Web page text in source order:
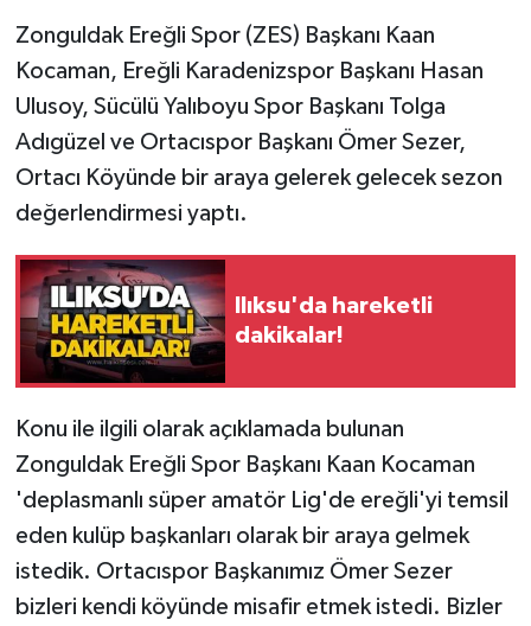
Zonguldak Ereğli Spor (ZES) Başkanı Kaan
Kocaman, Ereğli Karadenizspor Başkanı Hasan
Ulusoy, Sücülü Yalıboyu Spor Başkanı Tolga
Adıgüzel ve Ortacıspor Başkanı Ömer Sezer,
Ortacı Köyünde bir araya gelerek gelecek sezon
değerlendirmesi yaptı.
Ilıksu'da hareketli
dakikalar!
Konu ile ilgili olarak açıklamada bulunan
Zonguldak Ereğli Spor Başkanı Kaan Kocaman
'deplasmanlı süper amatör Lig'de ereğli'yi temsil
eden kulüp başkanları olarak bir araya gelmek
istedik. Ortacıspor Başkanımız Ömer Sezer
bizleri kendi köyünde misafir etmek istedi. Bizler
İş ilanı
Kilimli
Kültür - Sanat
Politika
Resmi İlan
Sağlık
SİYASET